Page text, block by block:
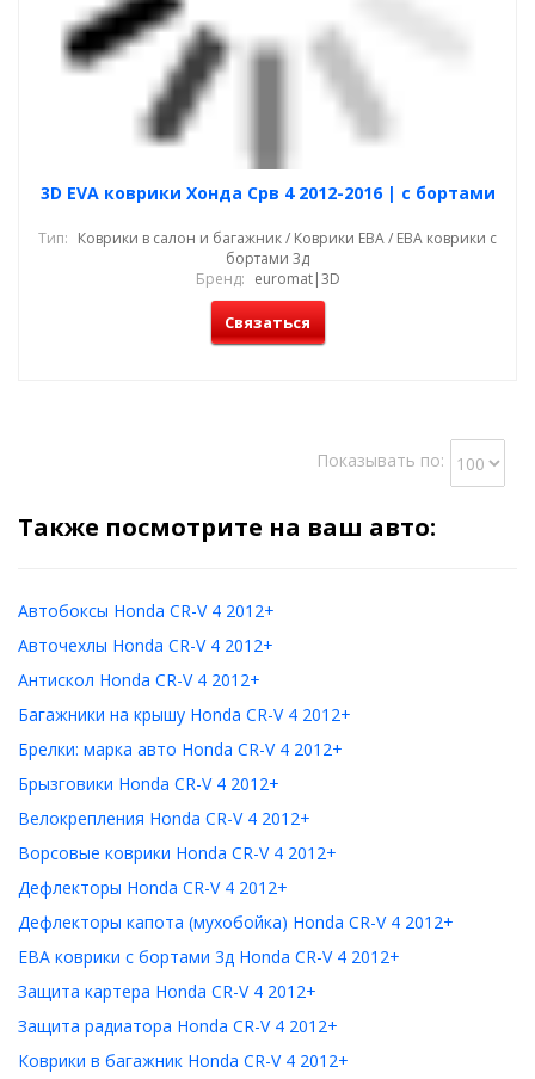
3D EVA коврики Хонда Срв 4 2012-2016 | с бортами
Тип: Коврики в салон и багажник / Коврики ЕВА / ЕВА коврики с
бортами 3д
Бренд: euromat|3D
Связаться
Показывать по:
Также посмотрите на ваш авто:
Автобоксы Honda CR-V 4 2012+
Авточехлы Honda CR-V 4 2012+
Антискол Honda CR-V 4 2012+
Багажники на крышу Honda CR-V 4 2012+
Брелки: марка авто Honda CR-V 4 2012+
Брызговики Honda CR-V 4 2012+
Велокрепления Honda CR-V 4 2012+
Ворсовые коврики Honda CR-V 4 2012+
Дефлекторы Honda CR-V 4 2012+
Дефлекторы капота (мухобойка) Honda CR-V 4 2012+
ЕВА коврики с бортами 3д Honda CR-V 4 2012+
Защита картера Honda CR-V 4 2012+
Защита радиатора Honda CR-V 4 2012+
Коврики в багажник Honda CR-V 4 2012+